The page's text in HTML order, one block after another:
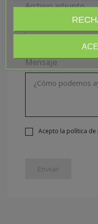
Archivo adjunto
Mensaje
Acepto la política de